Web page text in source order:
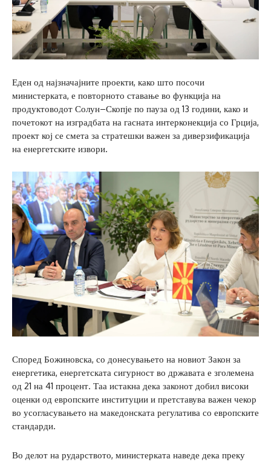
Еден од најзначајните проекти, како што посочи
министерката, е повторното ставање во функција на
продуктоводот Солун–Скопје по пауза од 13 години, како и
почетокот на изградбата на гасната интерконекција со Грција,
проект кој се смета за стратешки важен за диверзификација
на енергетските извори.
Според Божиновска, со донесувањето на новиот Закон за
енергетика, енергетската сигурност во државата е зголемена
од 21 на 41 процент. Таа истакна дека законот добил високи
оценки од европските институции и претставува важен чекор
во усогласувањето на македонската регулатива со европските
стандарди.
Во делот на рударството, министерката наведе дека преку